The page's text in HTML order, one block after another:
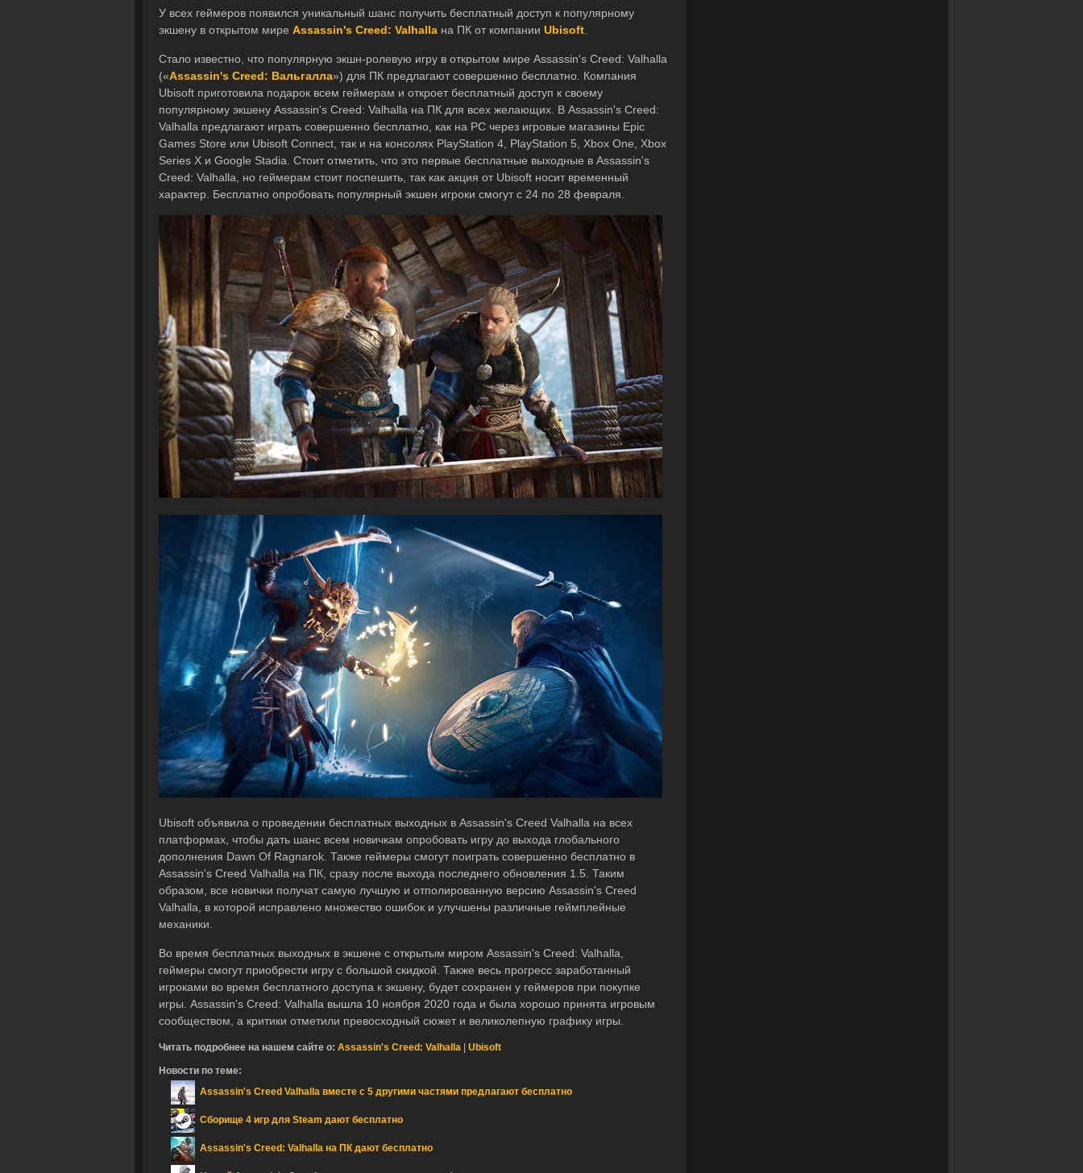
У всех геймеров появился уникальный шанс получить бесплатный доступ к популярному
экшену в открытом мире Assassin's Creed: Valhalla на ПК от компании Ubisoft
Стало известно, что популярную экшн-ролевую игру в открытом мире Assassin's Creed: Valhalla
(«Assassin's Creed: Вальгалла») для ПК предлагают совершенно бесплатно. Компания
Ubisoft приготовила подарок всем геймерам и откроет бесплатный доступ к своему
популярному экшену Assassin's Creed: Valhalla на ПК для всех желающих. В Assassin's Creed:
Valhalla предлагают играть совершенно бесплатно, как на PC через игровые магазины Epic
Games Store или Ubisoft Connect, так и на консолях PlayStation 4, PlayStation 5, Xbox One, Xbox
Series X и Google Stadia. Стоит отметить, что это первые бесплатные выходные в Assassin's
Creed: Valhalla, но геймерам стоит поспешить, так как акция от Ubisoft носит временный
характер. Бесплатно опробовать популярный экшен игроки смогут с 24 по 28 февраля.
Ubisoft объявила о проведении бесплатных выходных в Assassin's Creed Valhalla на всех
платформах, чтобы дать шанс всем новичкам опробовать игру до выхода глобального
дополнения Dawn Of Ragnarok. Также геймеры смогут поиграть совершенно бесплатно в
Assassin's Creed Valhalla на ПК, сразу после выхода последнего обновления 1.5. Таким
образом, все новички получат самую лучшую и отполированную версию Assassin's Creed
Valhalla, в которой исправлено множество ошибок и улучшены различные геймплейные
механики.
Во время бесплатных выходных в экшене с открытым миром Assassin's Creed: Valhalla,
геймеры смогут приобрести игру с большой скидкой. Также весь прогресс заработанный
игроками во время бесплатного доступа к экшену, будет сохранен у геймеров при покупке
игры. Assassin's Creed: Valhalla вышла 10 ноября 2020 года и была хорошо принята игровым
сообществом, а критики отметили превосходный сюжет и великолепную графику игры.
Читать подробнее на нашем сайте о: Assassin's Creed: Valhalla Ubisoft
Новости по теме:
Assassin's Creed Valhalla вместе с 5 другими частями предлагают бесплатно
Сборище 4 игр для Steam дают бесплатно
Assassin's Creed: Valhalla на ПК дают бесплатно